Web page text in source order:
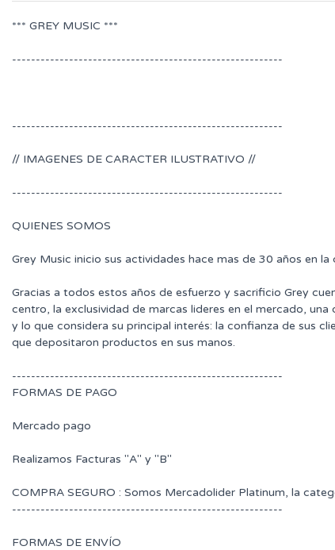
*** GREY MUSIC ***
---------------------------------------------------------
---------------------------------------------------------
// IMAGENES DE CARACTER ILUSTRATIVO //
---------------------------------------------------------
QUIENES SOMOS
Grey Music inicio sus actividades hace mas de 30 años en la
Gracias a todos estos años de esfuerzo y sacrificio Grey
centro, la exclusividad de marcas lideres en el mercado,
y lo que considera su principal interés: la confianza de sus
que depositaron productos en sus manos.
---------------------------------------------------------
FORMAS DE PAGO
Mercado pago
Realizamos Facturas "A" y "B"
COMPRA SEGURO : Somos Mercadolider Platinum, la
---------------------------------------------------------
FORMAS DE ENVÍO